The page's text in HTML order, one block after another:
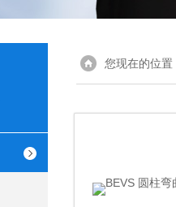
您现在的位置